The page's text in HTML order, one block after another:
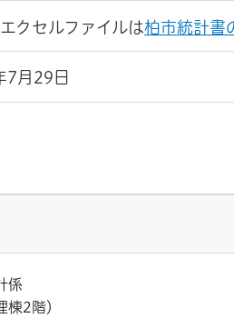
クセルファイルは柏市統計書
7月29日
係
2階）